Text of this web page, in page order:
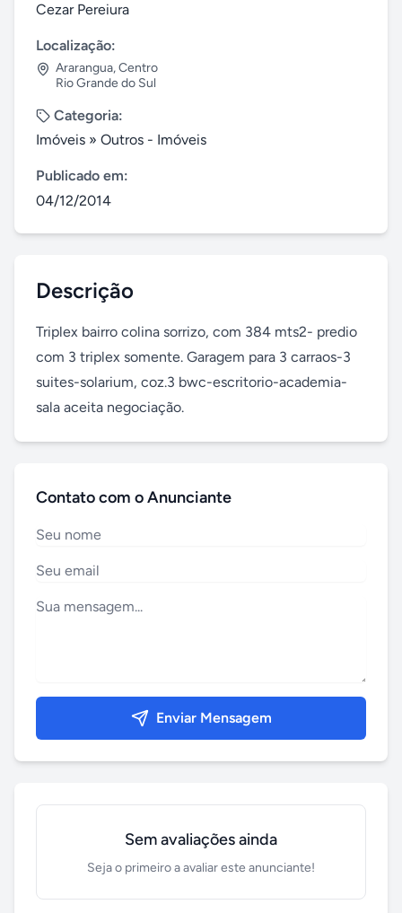
Cezar Pereiura
Localização:
Ararangua,Centro
Rio Grande do Sul
Categoria:
Imóveis » Outros - Imóveis
Publicado em:
04/12/2014
Descrição
Triplex bairro colina sorrizo, com 384 mts2- predio
com 3 triplex somente. Garagem para 3 carraos-3
suites-solarium, coz.3 bwc-escritorio-academia-
sala aceita negociação.
Contato com o Anunciante
Enviar Mensagem
Sem avaliações ainda
Seja o primeiro a avaliar este anunciante!